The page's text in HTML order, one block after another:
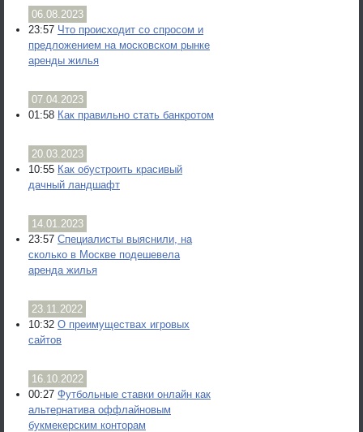
06.08.2023
23:57 Что происходит со спросом и
предложением на московском рынке
аренды жилья
07.04.2023
01:58 Как правильно стать банкротом
20.03.2023
10:55 Как обустроить красивый
дачный ландшафт
14.01.2023
23:57 Специалисты выяснили, на
сколько в Москве подешевела
аренда жилья
23.11.2022
10:32 О преимуществах игровых
сайтов
16.10.2022
00:27 Футбольные ставки онлайн как
альтернатива оффлайновым
букмекерским конторам